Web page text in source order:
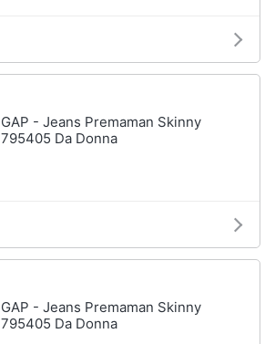
GAP - Jeans Premaman Skinny
795405 Da Donna
GAP - Jeans Premaman Skinny
795405 Da Donna